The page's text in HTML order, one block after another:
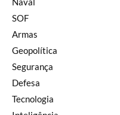
SOF
Armas
Geopolítica
Segurança
Defesa
Tecnologia